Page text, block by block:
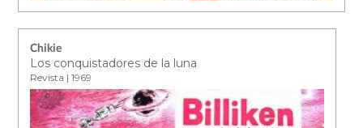
Chikie
Los conquistadores de la luna
Revista | 1969